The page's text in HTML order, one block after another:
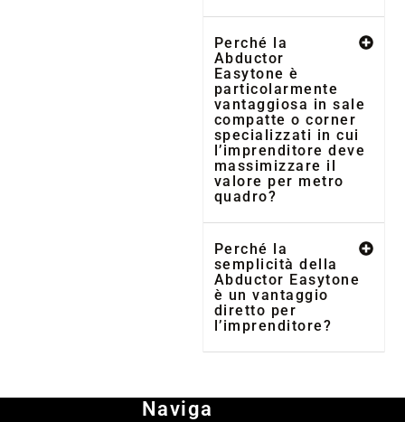
Perché la
Abductor
Easytone è
particolarmente
vantaggiosa in sale
compatte o corner
specializzati in cui
l’imprenditore deve
massimizzare il
valore per metro
quadro?
Perché la
semplicità della
Abductor Easytone
è un vantaggio
diretto per
l’imprenditore?
Naviga